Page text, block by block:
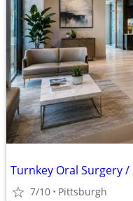
7/10 Pittsburgh